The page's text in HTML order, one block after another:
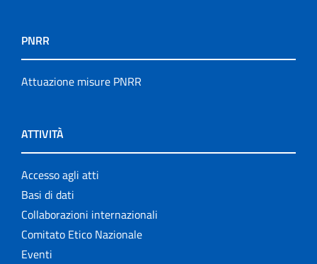
PNRR
Attuazione misure PNRR
ATTIVITÀ
Accesso agli atti
Basi di dati
Collaborazioni internazionali
Comitato Etico Nazionale
Eventi